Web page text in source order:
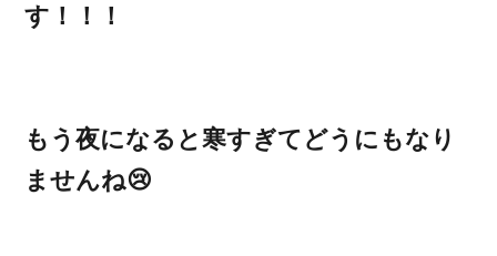
す！！！
もう夜になると寒すぎてどうにもなり
ませんね😢